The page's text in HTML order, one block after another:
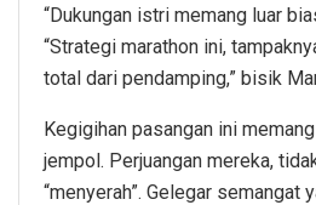
“Dukungan istri memang luar
“Strategi marathon ini,
total dari pendamping,” bisik
Kegigihan pasangan ini
jempol. Perjuangan mereka,
“menyerah”. Gelegar semangat